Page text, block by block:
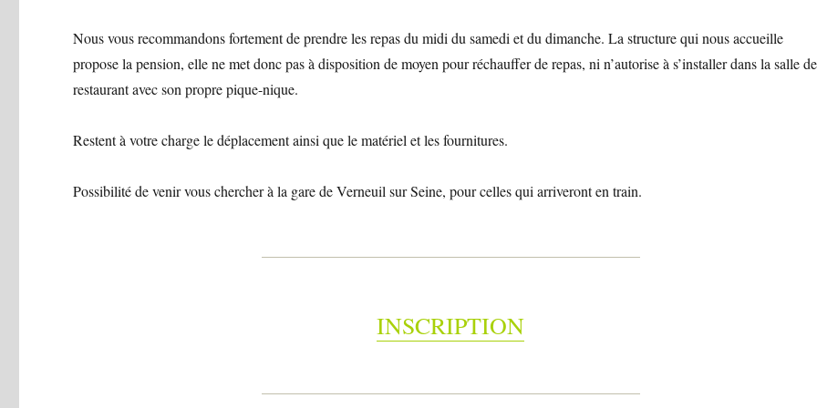
Nous vous recommandons fortement de prendre les repas du midi du samedi et du dimanche. La structure qui nous accueille
propose la pension, elle ne met donc pas à disposition de moyen pour réchauffer de repas, ni n’autorise à s’installer dans la salle de
restaurant avec son propre pique-nique.
Restent à votre charge le déplacement ainsi que le matériel et les fournitures.
Possibilité de venir vous chercher à la gare de Verneuil sur Seine, pour celles qui arriveront en train.
INSCRIPTION